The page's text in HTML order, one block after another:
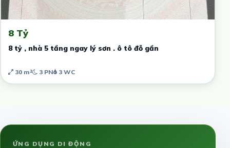
8 Tỷ
8 tỷ , nhà 5 tầng ngay lý sơn . ô tô đỗ gần
30 m² 3 PN 3 WC
ỨNG DỤNG DI ĐỘNG